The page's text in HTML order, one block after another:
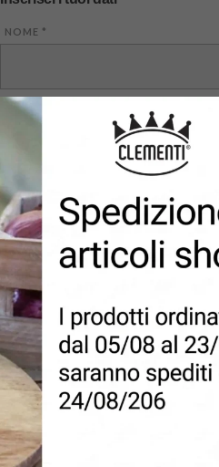
NOME *
MESSAGGIO
*
Accetto la politica sulla privacy e
vigenti.
INVIA RICHIESTA